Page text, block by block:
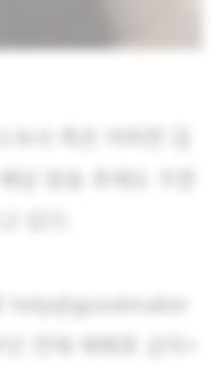
사 측은 어떠한 입
당 방송 후에도 꾸준
있다.
help@goodmaker
전재-재배포 금지>